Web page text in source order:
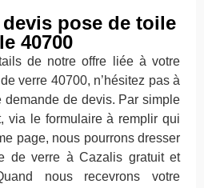
pose de toile
40700
de notre offre liée à votre
verre 40700, n’hésitez pas à
demande de devis. Par simple
via le formulaire à remplir qui
page, nous pourrons dresser
de verre à Cazalis gratuit et
nous recevrons votre